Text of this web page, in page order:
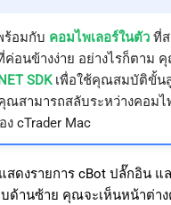
ร้อมกับ คอมไพเลอร์ในตัวที่ส
อนข้างง่าย อย่างไรก็ตาม
SDKเพื่อใช้คุณสมบัติขั้นสู
ณสามารถสลับระหว่างคอมไ
cTrader Mac
แสดงรายการ cBot ปลั๊กอิน แ
ด้านซ้าย คุณจะเห็นหน้าต่า